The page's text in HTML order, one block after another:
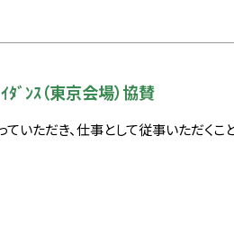
ﾞﾝｽ（東京会場）協賛
いただき、仕事として従事いただく